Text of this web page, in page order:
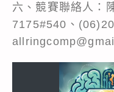
六、競賽聯絡人：
7175#540、